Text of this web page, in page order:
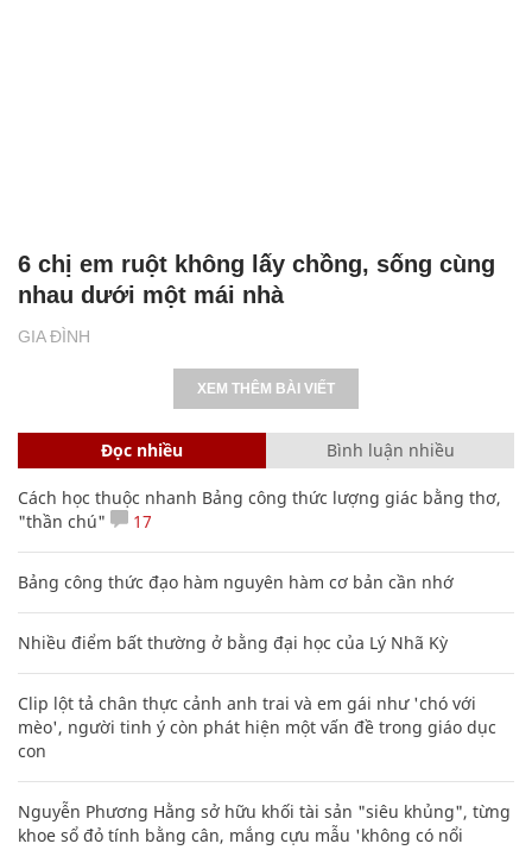
GIA ĐÌNH
6 chị em ruột không lấy chồng, sống cùng
nhau dưới một mái nhà
XEM THÊM BÀI VIẾT
Đọc nhiều Bình luận nhiều
Cách học thuộc nhanh Bảng công thức lượng giác bằng thơ,
"thần chú"
17
Bảng công thức đạo hàm nguyên hàm cơ bản cần nhớ
Nhiều điểm bất thường ở bằng đại học của Lý Nhã Kỳ
Clip lột tả chân thực cảnh anh trai và em gái như 'chó với
mèo', người tinh ý còn phát hiện một vấn đề trong giáo dục
con
Nguyễn Phương Hằng sở hữu khối tài sản "siêu khủng", từng
khoe sổ đỏ tính bằng cân, mắng cựu mẫu 'không có nổi